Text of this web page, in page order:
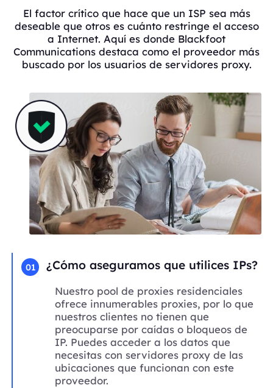
El factor crítico que hace que un ISP sea más
deseable que otros es cuánto restringe el acceso
a Internet. Aquí es donde Blackfoot
Communications destaca como el proveedor más
buscado por los usuarios de servidores proxy.
01 ¿Cómo aseguramos que utilices IPs?
Nuestro pool de proxies residenciales
ofrece innumerables proxies, por lo que
nuestros clientes no tienen que
preocuparse por caídas o bloqueos de
IP. Puedes acceder a los datos que
necesitas con servidores proxy de las
ubicaciones que funcionan con este
proveedor.